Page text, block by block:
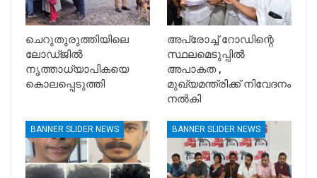
ചെറുതുരുത്തിയിലെ
ലോഡ്ജിൽ
നൃത്താധ്യാപികയെ
കൊലപ്പെടുത്തി
അപ്രോച്ച് റോഡിന്റെ
സ്ഥലമെടുപ്പിൽ
അപാകത ,
മുഖ്യമന്ത്രിക്ക് നിവേദനം
നൽകി
BANNER SLIDER NEWS BANNER SLIDER NEWS